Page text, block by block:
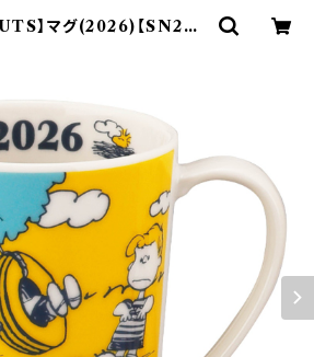
】マグ(2026)【SN202